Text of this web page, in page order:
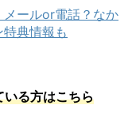
メールor電話？なか
典情報も
いる方はこちら